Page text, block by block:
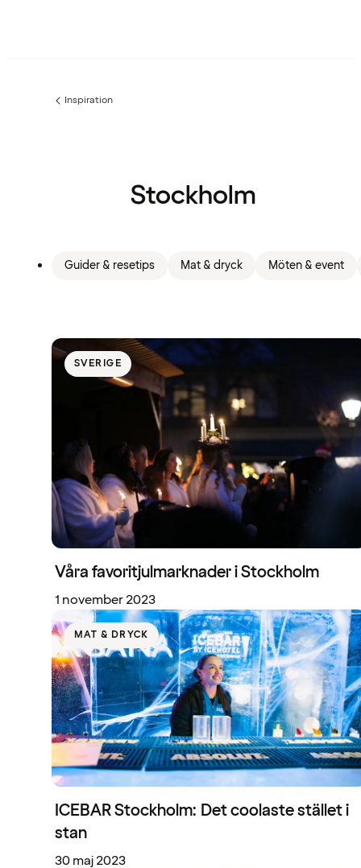
Föregående
Inspiration
Stockholm
Guider & resetips Mat & dryck Möten & event
SVERIGE
Våra favoritjulmarknader i Stockholm
1 november 2023
MAT & DRYCK
ICEBAR Stockholm: Det coolaste stället i
stan
30 maj 2023